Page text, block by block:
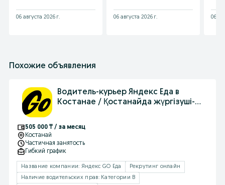
06 августа 2026 г. 06 августа 2026 г. 06
Похожие объявления
Водитель-курьер Яндекс Еда в
Костанае / Қостанайда жүргізуші-
505 000 ₸ / за месяц
Костанай
Частичная занятость
Гибкий график
Название компании: Яндекс GO Еда
Рекрутинг онлайн
Наличие водительских прав: Категории B